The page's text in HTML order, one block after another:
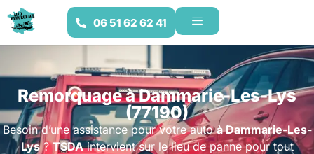
06 51 62 62 41
Remorquage à Dammarie-Les-Lys
(77190)
Besoin d’une assistance pour votre autoà Dammarie-Les-
Lys?TSDAintervient sur le lieu de panne pour tout